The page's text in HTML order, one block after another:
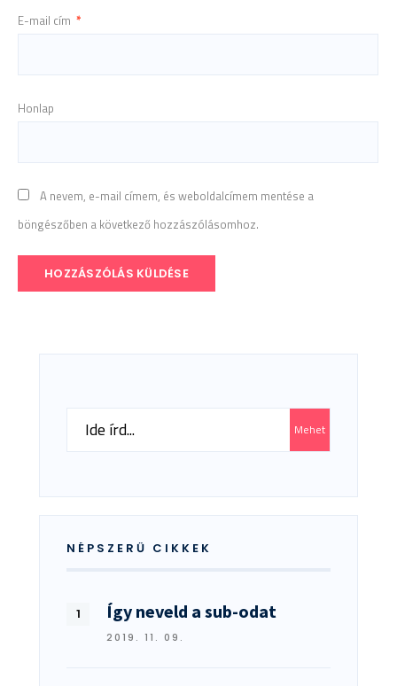
E-mail cím *
Honlap
A nevem, e-mail címem, és weboldalcímem mentése a
böngészőben a következő hozzászólásomhoz.
Search
Mehet
NÉPSZERŰ CIKKEK
Így neveld a sub-odat
2019. 11. 09.